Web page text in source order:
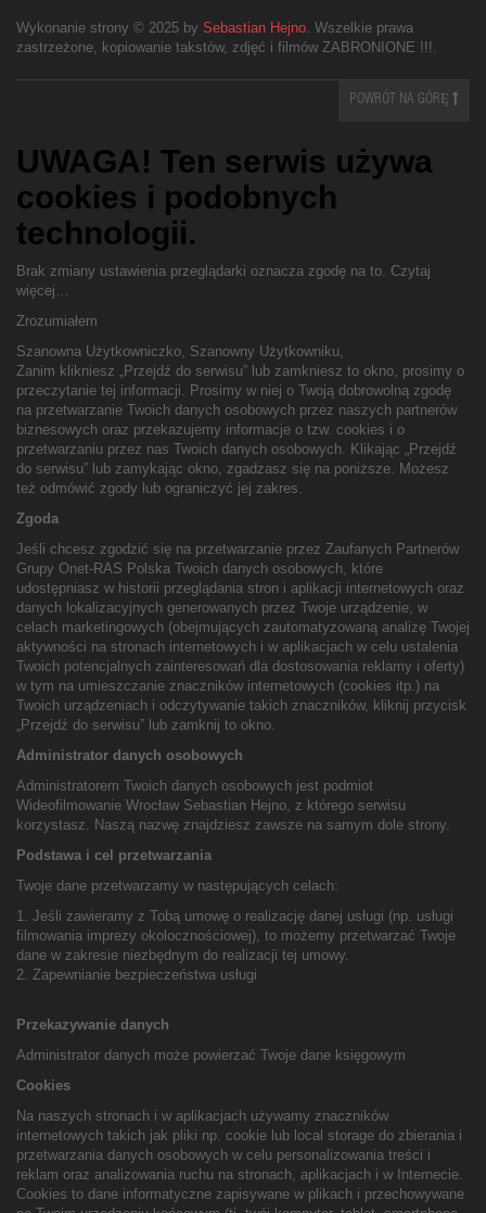
Wykonanie strony © 2025 by Sebastian Hejno. Wszelkie prawa
zastrzeżone, kopiowanie takstów, zdjęć i filmów ZABRONIONE !!!.
POWRÓT NA GÓRĘ
UWAGA! Ten serwis używa
cookies i podobnych
technologii.
Brak zmiany ustawienia przeglądarki oznacza zgodę na to. Czytaj
więcej…
Zrozumiałem
Szanowna Użytkowniczko, Szanowny Użytkowniku,
Zanim klikniesz „Przejdź do serwisu” lub zamkniesz to okno, prosimy o
przeczytanie tej informacji. Prosimy w niej o Twoją dobrowolną zgodę
na przetwarzanie Twoich danych osobowych przez naszych partnerów
biznesowych oraz przekazujemy informacje o tzw. cookies i o
przetwarzaniu przez nas Twoich danych osobowych. Klikając „Przejdź
do serwisu” lub zamykając okno, zgadzasz się na poniższe. Możesz
też odmówić zgody lub ograniczyć jej zakres.
Zgoda
Jeśli chcesz zgodzić się na przetwarzanie przez Zaufanych Partnerów
Grupy Onet-RAS Polska Twoich danych osobowych, które
udostępniasz w historii przeglądania stron i aplikacji internetowych oraz
danych lokalizacyjnych generowanych przez Twoje urządzenie, w
celach marketingowych (obejmujących zautomatyzowaną analizę Twojej
aktywności na stronach internetowych i w aplikacjach w celu ustalenia
Twoich potencjalnych zainteresowań dla dostosowania reklamy i oferty)
w tym na umieszczanie znaczników internetowych (cookies itp.) na
Twoich urządzeniach i odczytywanie takich znaczników, kliknij przycisk
„Przejdź do serwisu” lub zamknij to okno.
Administrator danych osobowych
Administratorem Twoich danych osobowych jest podmiot
Wideofilmowanie Wrocław Sebastian Hejno, z którego serwisu
korzystasz. Naszą nazwę znajdziesz zawsze na samym dole strony.
Podstawa i cel przetwarzania
Twoje dane przetwarzamy w następujących celach:
1. Jeśli zawieramy z Tobą umowę o realizację danej usługi (np. usługi
filmowania imprezy okolocznościowej), to możemy przetwarzać Twoje
dane w zakresie niezbędnym do realizacji tej umowy.
2. Zapewnianie bezpieczeństwa usługi
Przekazywanie danych
Administrator danych może powierzać Twoje dane księgowym
Cookies
Na naszych stronach i w aplikacjach używamy znaczników
internetowych takich jak pliki np. cookie lub local storage do zbierania i
przetwarzania danych osobowych w celu personalizowania treści i
reklam oraz analizowania ruchu na stronach, aplikacjach i w Internecie.
Cookies to dane informatyczne zapisywane w plikach i przechowywane